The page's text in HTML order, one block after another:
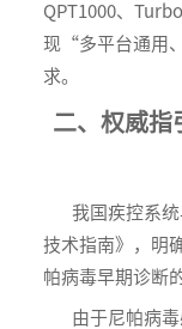
QPT1000、
现“多平台通用
求。
二、权威指
我国疾控系统
技术指南》，明
帕病毒早期诊断
由于尼帕病毒